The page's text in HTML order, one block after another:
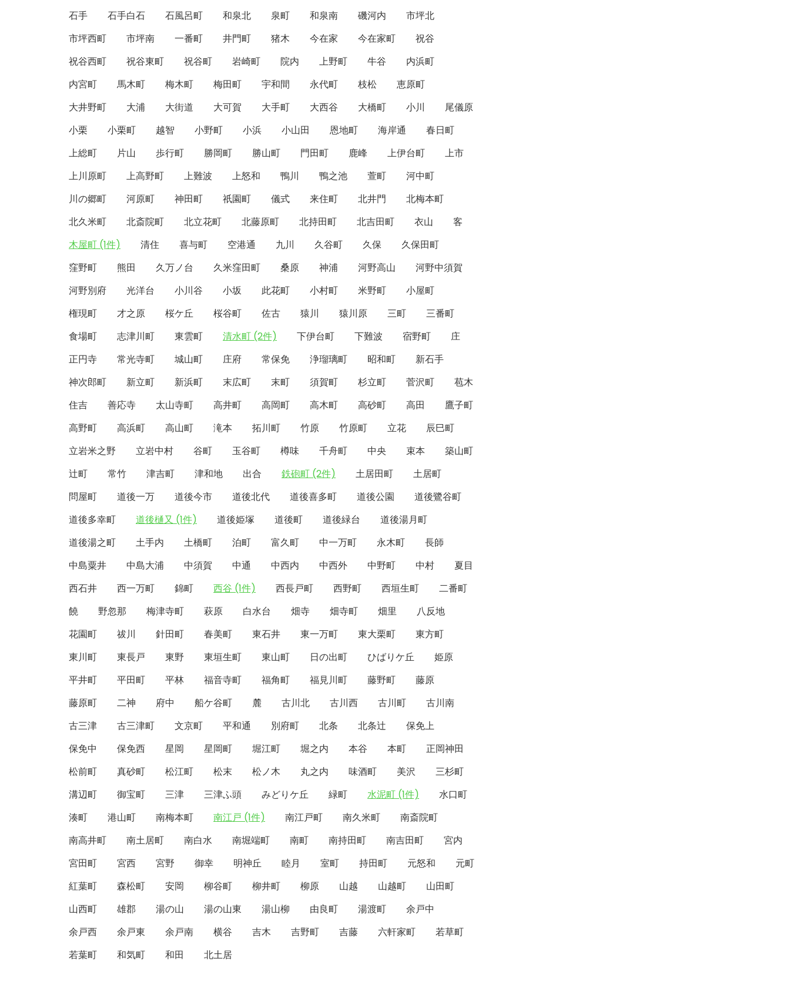
石手
石手白石 石風呂町 和泉北 泉町 和泉南 磯河内
市坪北
市坪西町
市坪南 一番町 井門町 猪木 今在家 今在家町
祝谷
祝谷西町
祝谷東町 祝谷町 岩崎町 院内 上野町 牛谷
内浜町
内宮町
馬木町 梅木町 梅田町 宇和間 永代町 枝松
恵原町
大井野町
大浦 大街道 大可賀 大手町 大西谷 大橋町 小川
尾儀原
小栗
小栗町 越智 小野町 小浜 小山田 恩地町 海岸通
春日町
上総町
片山 歩行町 勝岡町 勝山町 門田町 鹿峰 上伊台町
上市
上川原町
上高野町 上難波 上怒和 鴨川 鴨之池 萱町
河中町
川の郷町
河原町 神田町 祇園町 儀式 来住町 北井門
北梅本町
北久米町
北斎院町 北立花町 北藤原町 北持田町 北吉田町 衣山
客
木屋町 (1件)
清住 喜与町 空港通 九川 久谷町 久保
久保田町
窪野町
熊田 久万ノ台 久米窪田町 桑原 神浦 河野高山
河野中須賀
河野別府
光洋台 小川谷 小坂 此花町 小村町 米野町
小屋町
権現町
才之原 桜ケ丘 桜谷町 佐古 猿川 猿川原 三町
三番町
食場町
志津川町 東雲町 清水町 (2件) 下伊台町 下難波 宿野町
庄
正円寺
常光寺町 城山町 庄府 常保免 浄瑠璃町 昭和町
新石手
神次郎町
新立町 新浜町 末広町 末町 須賀町 杉立町 菅沢町
苞木
住吉
善応寺 太山寺町 高井町 高岡町 高木町 高砂町 高田
鷹子町
高野町
高浜町 高山町 滝本 拓川町 竹原 竹原町 立花
辰巳町
立岩米之野
立岩中村 谷町 玉谷町 樽味 千舟町 中央 束本
築山町
辻町
常竹 津吉町 津和地 出合 鉄砲町 (2件) 土居田町
土居町
問屋町
道後一万 道後今市 道後北代 道後喜多町 道後公園
道後鷺谷町
道後多幸町
道後樋又 (1件) 道後姫塚 道後町 道後緑台
道後湯月町
道後湯之町
土手内 土橋町 泊町 富久町 中一万町 永木町
長師
中島粟井
中島大浦 中須賀 中通 中西内 中西外 中野町 中村
夏目
西石井
西一万町 錦町 西谷 (1件) 西長戸町 西野町 西垣生町
二番町
饒
野忽那 梅津寺町 萩原 白水台 畑寺 畑寺町 畑里
八反地
花園町
祓川 針田町 春美町 東石井 東一万町 東大栗町
東方町
東川町
東長戸 東野 東垣生町 東山町 日の出町 ひばりケ丘
姫原
平井町
平田町 平林 福音寺町 福角町 福見川町 藤野町
藤原
藤原町
二神 府中 船ケ谷町 麓 古川北 古川西 古川町
古川南
古三津
古三津町 文京町 平和通 別府町 北条 北条辻
保免上
保免中
保免西 星岡 星岡町 堀江町 堀之内 本谷 本町
正岡神田
松前町
真砂町 松江町 松末 松ノ木 丸之内 味酒町 美沢
三杉町
溝辺町
御宝町 三津 三津ふ頭 みどりケ丘 緑町 水泥町 (1件)
水口町
湊町
港山町 南梅本町 南江戸 (1件) 南江戸町 南久米町
南斎院町
南高井町
南土居町 南白水 南堀端町 南町 南持田町 南吉田町
宮内
宮田町
宮西 宮野 御幸 明神丘 睦月 室町 持田町 元怒和
元町
紅葉町
森松町 安岡 柳谷町 柳井町 柳原 山越 山越町
山田町
山西町
雄郡 湯の山 湯の山東 湯山柳 由良町 湯渡町
余戸中
余戸西
余戸東 余戸南 横谷 吉木 吉野町 吉藤 六軒家町
若草町
若葉町
和気町 和田 北土居